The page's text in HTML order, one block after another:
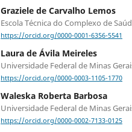
Graziele de Carvalho Lemos
Escola Técnica do Complexo de
https://orcid.org/0000-0001-6356-5541
Laura de Ávila Meireles
Universidade Federal de Minas
https://orcid.org/0000-0003-1105-1770
Waleska Roberta Barbosa
Universidade Federal de Minas
https://orcid.org/0000-0002-7133-0125